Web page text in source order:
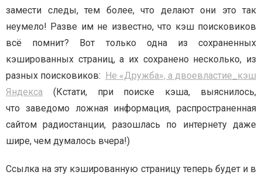
замести следы, тем более, что делают они это так
неумело! Разве им не известно, что кэш поисковиков
всё помнит? Вот только одна из сохраненных
кэшированных страниц, а их сохранено несколько, из
разных поисковиков: Не «Дружба», а двоевластие_кэш
Яндекса (Кстати, при поиске кэша, выяснилось,
что заведомо ложная информация, распространенная
сайтом радиостанции, разошлась по интернету даже
шире, чем думалось вчера!)
Ссылка на эту кэшированную страницу теперь будет и в